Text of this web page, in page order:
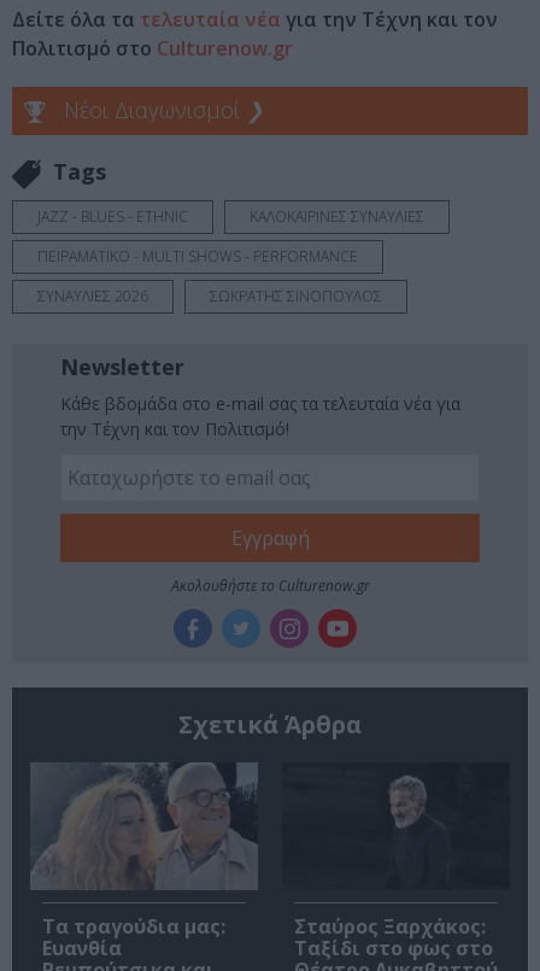
Δείτε όλα τα τελευταία νέα για την Τέχνη και τον
Πολιτισμό στο Culturenow.gr
Νέοι Διαγωνισμοί ❯
Tags
JAZZ - BLUES - ETHNIC
ΚΑΛΟΚΑΙΡΙΝΕΣ ΣΥΝΑΥΛΙΕΣ
ΠΕΙΡΑΜΑΤΙΚΟ - MULTI SHOWS - PERFORMANCE
ΣΥΝΑΥΛΙΕΣ 2026
ΣΩΚΡΑΤΗΣ ΣΙΝΟΠΟΥΛΟΣ
Newsletter
Κάθε βδομάδα στο e-mail σας τα τελευταία νέα για
την Τέχνη και τον Πολιτισμό!
Ακολουθήστε το Culturenow.gr
Σχετικά Άρθρα
Τα τραγούδια μας:
Ευανθία
Σταύρος Ξαρχάκος:
Ταξίδι στο φως στο